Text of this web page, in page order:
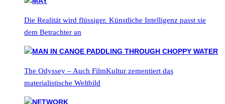
Die Realität wird flüssiger. Künstliche Intelligenz passt sie
dem Betrachter an
The Odyssey – Auch FilmKultur zementiert das
materialistische Weltbild